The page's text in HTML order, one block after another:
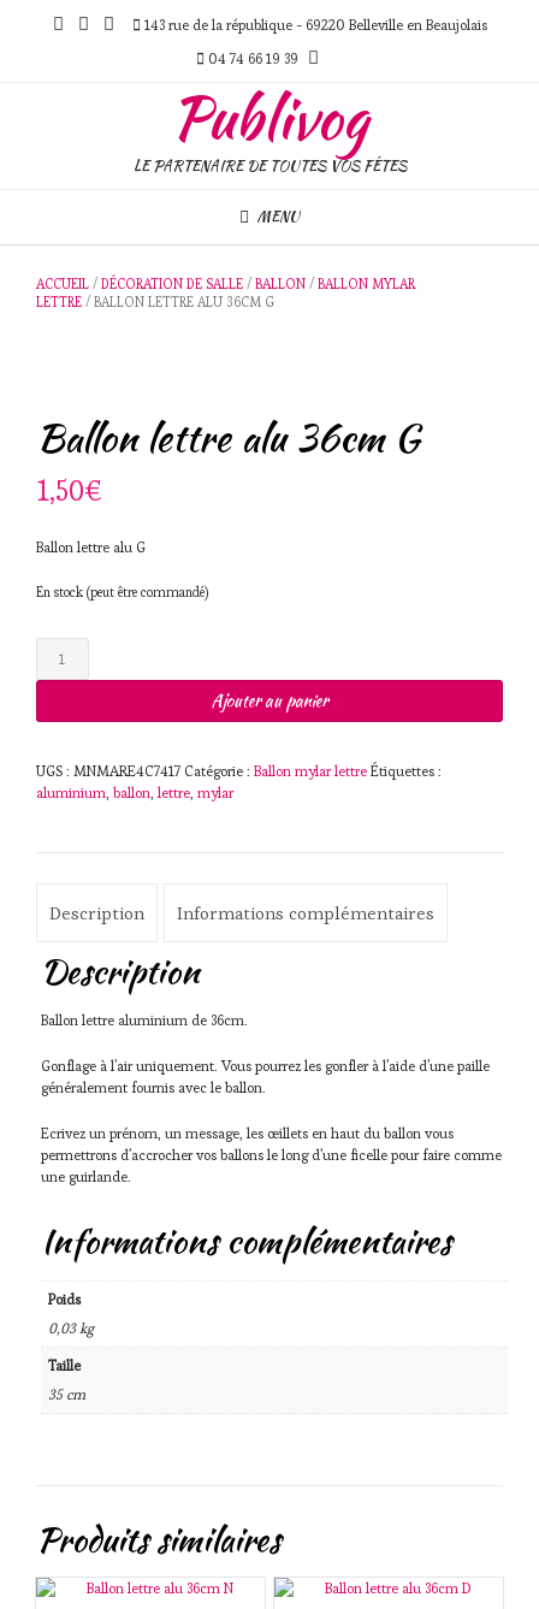
143 rue de la république - 69220 Belleville en Beaujolais
04 74 66 19 39
Publivog
LE PARTENAIRE DE TOUTES VOS FÊTES
MENU
ACCUEIL / DÉCORATION DE SALLE / BALLON / BALLON MYLAR
LETTRE / BALLON LETTRE ALU 36CM G
Ballon lettre alu 36cm G
1,50€
Ballon lettre alu G
En stock (peut être commandé)
G
Ajouter au panier
UGS : MNMARE4C7417 Catégorie : Ballon mylar lettre Étiquettes :
aluminium, ballon,lettre, mylar
Description Informations complémentaires
Description
Ballon lettre aluminium de 36cm.
Gonflage à l’air uniquement. Vous pourrez les gonfler à l’aide d’une paille
généralement fournis avec le ballon.
Ecrivez un prénom, un message, les œillets en haut du ballon vous
permettrons d’accrocher vos ballons le long d’une ficelle pour faire comme
une guirlande.
Informations complémentaires
Poids
0,03 kg
Taille
35 cm
Produits similaires